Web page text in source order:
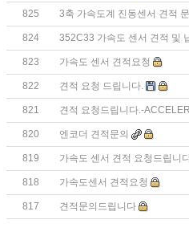
825 3축 가속도계 진동센서 견적
824 352C33 가속도 센서 견적 및
823 가속도 센서 견적요청
822 견적 요청 드립니다.
821 견적 요청드립니다.-
820 엔코더 견적문의
819 가속도 센서 견적 요청드립니
818 가속도센서 견적요청
817 견적문의드립니다